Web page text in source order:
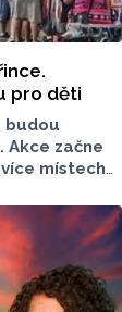
pro děti
budou
Akce začne
místech
pro celou